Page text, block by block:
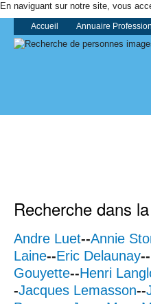
En naviguant sur notre site, vous
Accueil Annuaire
Recherche dans
Andre Luet--Annie
Laine--Eric Delaunay--
Gouyette--Henri
-Jacques Lemasson--